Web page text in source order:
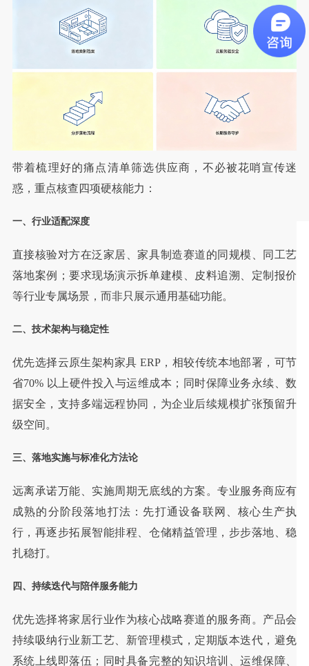
带着梳理好的痛点清单筛选供应商，不必被花哨宣传迷
惑，重点核查四项硬核能力：
一、行业适配深度
直接核验对方在泛家居、家具制造赛道的同规模、同工艺
落地案例；要求现场演示拆单建模、皮料追溯、定制报价
等行业专属场景，而非只展示通用基础功能。
二、技术架构与稳定性
优先选择云原生架构家具 ERP，相较传统本地部署，可节
省70% 以上硬件投入与运维成本；同时保障业务永续、数
据安全，支持多端远程协同，为企业后续规模扩张预留升
级空间。
三、落地实施与标准化方法论
远离承诺万能、实施周期无底线的方案。专业服务商应有
成熟的分阶段落地打法：先打通设备联网、核心生产执
行，再逐步拓展智能排程、仓储精益管理，步步落地、稳
扎稳打。
四、持续迭代与陪伴服务能力
优先选择将家居行业作为核心战略赛道的服务商。产品会
持续吸纳行业新工艺、新管理模式，定期版本迭代，避免
系统上线即落伍；同时具备完整的知识培训、运维保障、